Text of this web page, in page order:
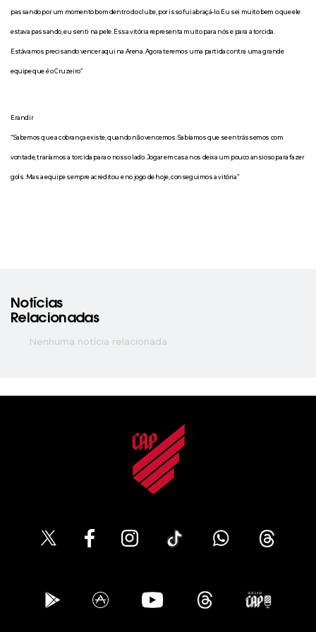
passando por um momento bom dentro do clube, por isso fui abraçá-lo. Eu sei muito bem o que ele
estava passando, eu senti na pele. Essa vitória representa muito para nós e para a torcida.
Estávamos precisando vencer aqui na Arena. Agora teremos uma partida contra uma grande
equipe que é o Cruzeiro”
Erandir
“Sabemos que a cobrança existe, quando não vencemos. Sabíamos que se entrássemos com
vontade, traríamos a torcida para o nosso lado. Jogar em casa nos deixa um pouco ansioso para fazer
gols. Mas a equipe sempre acreditou e no jogo de hoje, conseguimos a vitória”
Notícias
Relacionadas
Nenhuma notícia relacionada